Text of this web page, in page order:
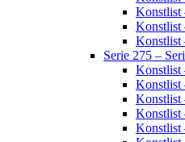
Konstlist
Konstlist
Konstlist
Serie 275 –
Konstlist
Konstlist
Konstlist
Konstlist
Konstlist